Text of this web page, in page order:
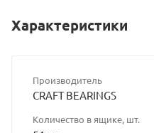
Характеристики
Производитель
CRAFT BEARINGS
Количество в ящике, шт.